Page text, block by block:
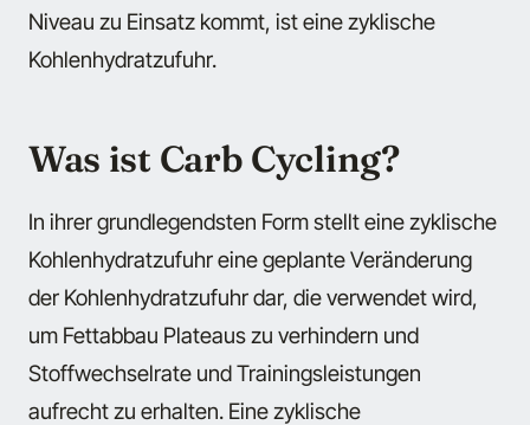
Niveau zu Einsatz kommt, ist eine zyklische
Kohlenhydratzufuhr.
Was ist Carb Cycling?
In ihrer grundlegendsten Form stellt eine zyklische
Kohlenhydratzufuhr eine geplante Veränderung
der Kohlenhydratzufuhr dar, die verwendet wird,
um Fettabbau Plateaus zu verhindern und
Stoffwechselrate und Trainingsleistungen
aufrecht zu erhalten. Eine zyklische